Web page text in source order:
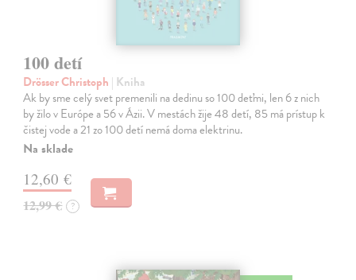
100 detí
Drösser Christoph | Kniha
Ak by sme celý svet premenili na dedinu so 100 deťmi, len 6 z nich
by žilo v Európe a 56 v Ázii. V mestách žije 48 detí, 85 má prístup k
čistej vode a 21 zo 100 detí nemá doma elektrinu.
Na sklade
12,60 €
12,99 € ?